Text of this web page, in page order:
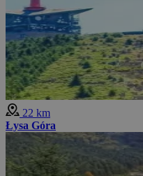
22 km
Łysa Góra